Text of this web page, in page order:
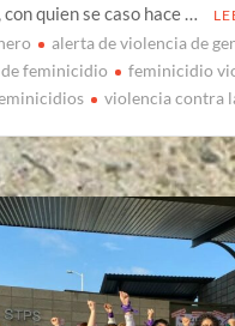
con quien se caso hace …
alerta de violencia de
feminicidio
feminicidio
violencia contra